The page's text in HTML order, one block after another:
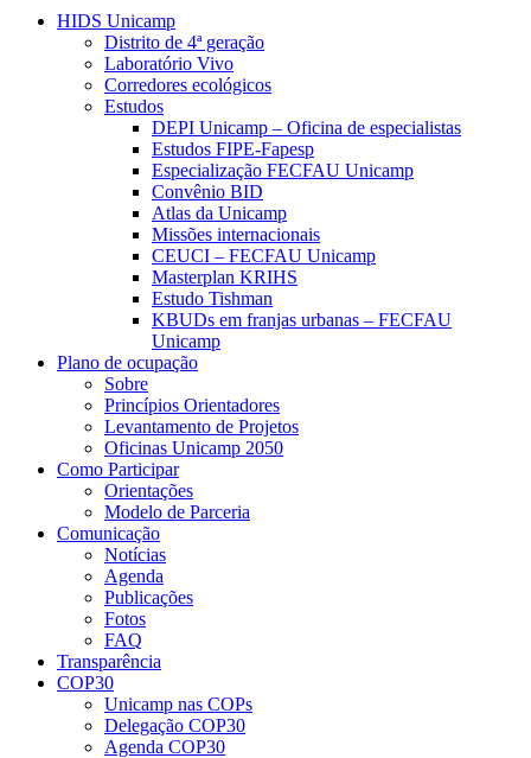
HIDS Unicamp
Distrito de 4ª geração
Laboratório Vivo
Corredores ecológicos
Estudos
DEPI Unicamp – Oficina de especialistas
Estudos FIPE-Fapesp
Especialização FECFAU Unicamp
Convênio BID
Atlas da Unicamp
Missões internacionais
CEUCI – FECFAU Unicamp
Masterplan KRIHS
Estudo Tishman
KBUDs em franjas urbanas – FECFAU
Unicamp
Plano de ocupação
Sobre
Princípios Orientadores
Levantamento de Projetos
Oficinas Unicamp 2050
Como Participar
Orientações
Modelo de Parceria
Comunicação
Notícias
Agenda
Publicações
Fotos
FAQ
Transparência
COP30
Unicamp nas COPs
Delegação COP30
Agenda COP30